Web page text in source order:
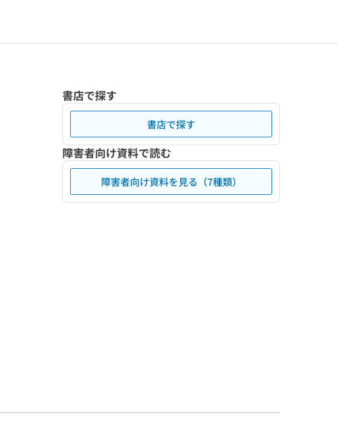
書店で探す
書店で探す
障害者向け資料で読む
障害者向け資料を見る（7種類）